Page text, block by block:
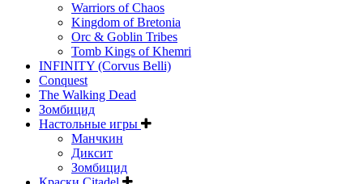
Warriors of Chaos
Kingdom of Bretonia
Orc & Goblin Tribes
Tomb Kings of Khemri
INFINITY (Corvus Belli)
Conquest
The Walking Dead
Зомбицид
Настольные игры
Манчкин
Диксит
Зомбицид